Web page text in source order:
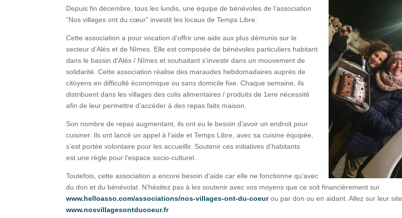
Depuis fin décembre, tous les lundis, une équipe de bénévoles de l’association
“Nos villages ont du cœur” investit les locaux de Temps Libre.
Cette association a pour vocation d’offrir une aide aux plus démunis sur le
secteur d’Alès et de Nîmes. Elle est composée de bénévoles particuliers habitant
dans le bassin d’Alès / Nîmes et souhaitant s’investir dans un mouvement de
solidarité. Cette association réalise des maraudes hebdomadaires auprès de
citoyens en difficulté économique ou sans domicile fixe. Chaque semaine, ils
distribuent dans les villages des colis alimentaires / produits de 1ere nécessité
afin de leur permettre d’accéder à des repas faits maison.
Son nombre de repas augmentant, ils ont eu le besoin d’avoir un endroit pour
cuisiner. Ils ont lancé un appel à l’aide et Temps Libre, avec sa cuisine équipée,
s’est portée volontaire pour les accueillir. Soutenir ces initiatives d’habitants
est une règle pour l’espace socio-culturel.
Toutefois, cette association a encore besoin d’aide car elle ne fonctionne qu’avec
du don et du bénévolat. N’hésitez pas à les soutenir avec vos moyens que ce soit financièrement sur
www.helloasso.com/associations/nos-villages-ont-du-coeurou par don ou en aidant. Allez sur leur site
www.nosvillagesontducoeur.fr